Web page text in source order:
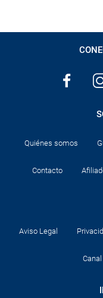
Quiénes somos
Contacto
Aviso Legal